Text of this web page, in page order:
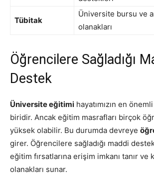
Tübitak
Üniversite bursu ve
olanakları
Öğrencilere Sağladığı
Destek
Üniversite eğitimi hayatımızın en
biridir. Ancak eğitim masrafları birçok
yüksek olabilir. Bu durumda devreye
girer. Öğrencilere sağladığı maddi
eğitim fırsatlarına erişim imkanı tanır ve
olanakları sunar.